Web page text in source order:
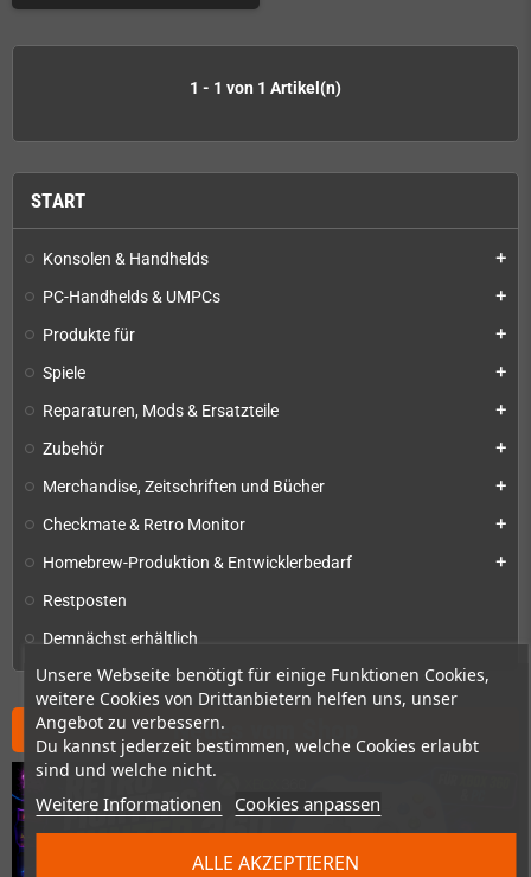
Unsere Webseite benötigt für einige Funktionen Cookies,
weitere Cookies von Drittanbietern helfen uns, unser
Angebot zu verbessern.
Du kannst jederzeit bestimmen, welche Cookies erlaubt
sind und welche nicht.
Weitere Informationen Cookies anpassen
ALLE AKZEPTIEREN
START
Konsolen & Handhelds add
PC-Handhelds & UMPCs add
Produkte für add
Spiele add
Reparaturen, Mods & Ersatzteile add
Zubehör add
Merchandise, Zeitschriften und Bücher add
Checkmate & Retro Monitor add
Homebrew-Produktion & Entwicklerbedarf add
Restposten
Demnächst erhältlich
Neues vom Shop
1 - 1 von 1 Artikel(n)